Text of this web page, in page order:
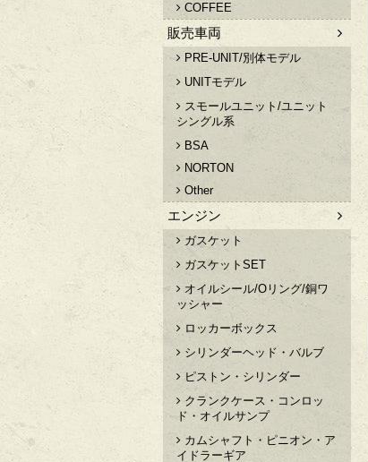
COFFEE
販売車両
PRE-UNIT/別体モデル
UNITモデル
スモールユニット/ユニット
シングル系
BSA
NORTON
Other
エンジン
ガスケット
ガスケットSET
オイルシール/Oリング/銅ワ
ッシャー
ロッカーボックス
シリンダーヘッド・バルブ
ピストン・シリンダー
クランクケース・コンロッ
ド・オイルサンプ
カムシャフト・ピニオン・ア
イドラーギア